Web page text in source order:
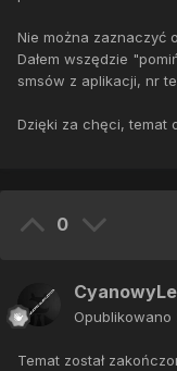
Nie można zaznaczyć
Dałem wszędzie
smsów z aplikacji, nr
Dzięki za chęci, temat
0
Opublikowano
Temat został